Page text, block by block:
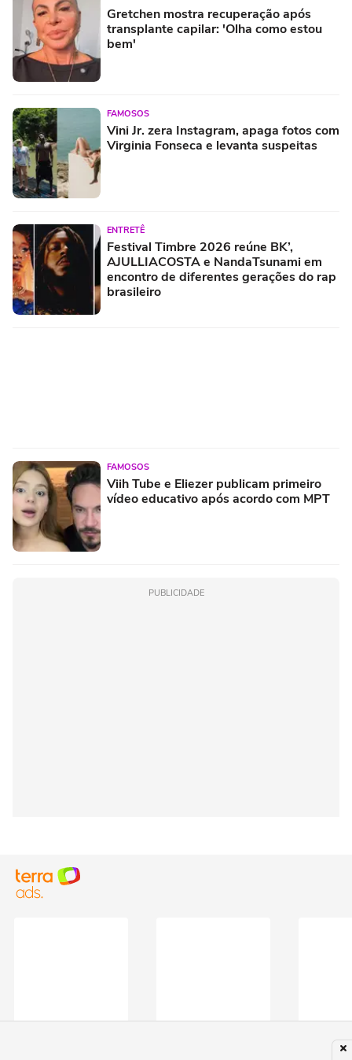
Gretchen mostra recuperação após
transplante capilar: 'Olha como estou
bem'
FAMOSOS
Vini Jr. zera Instagram, apaga fotos com
Virginia Fonseca e levanta suspeitas
ENTRETÊ
Festival Timbre 2026 reúne BK’,
AJULLIACOSTA e NandaTsunami em
encontro de diferentes gerações do rap
brasileiro
FAMOSOS
Viih Tube e Eliezer publicam primeiro
vídeo educativo após acordo com MPT
PUBLICIDADE